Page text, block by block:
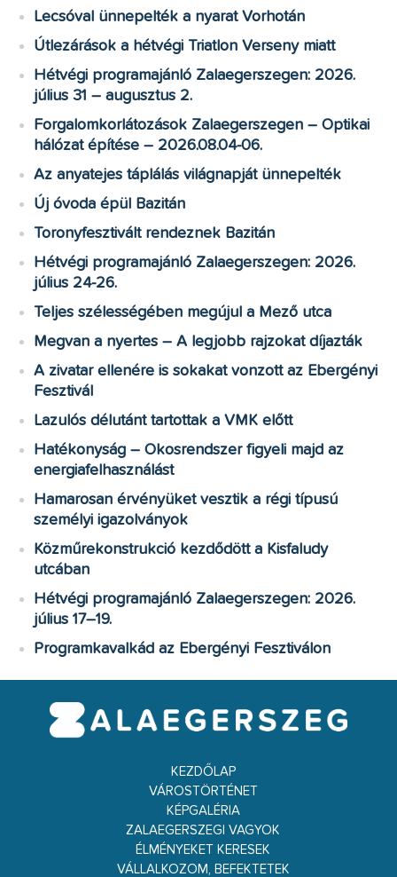
Lecsóval ünnepelték a nyarat Vorhotán
Útlezárások a hétvégi Triatlon Verseny miatt
Hétvégi programajánló Zalaegerszegen: 2026.
július 31 – augusztus 2.
Forgalomkorlátozások Zalaegerszegen – Optikai
hálózat építése – 2026.08.04-06.
Az anyatejes táplálás világnapját ünnepelték
Új óvoda épül Bazitán
Toronyfesztivált rendeznek Bazitán
Hétvégi programajánló Zalaegerszegen: 2026.
július 24-26.
Teljes szélességében megújul a Mező utca
Megvan a nyertes – A legjobb rajzokat díjazták
A zivatar ellenére is sokakat vonzott az Ebergényi
Fesztivál
Lazulós délutánt tartottak a VMK előtt
Hatékonyság – Okosrendszer figyeli majd az
energiafelhasználást
Hamarosan érvényüket vesztik a régi típusú
személyi igazolványok
Közműrekonstrukció kezdődött a Kisfaludy
utcában
Hétvégi programajánló Zalaegerszegen: 2026.
július 17–19.
Programkavalkád az Ebergényi Fesztiválon
KEZDŐLAP
VÁROSTÖRTÉNET
KÉPGALÉRIA
ZALAEGERSZEGI VAGYOK
ÉLMÉNYEKET KERESEK
VÁLLALKOZOM, BEFEKTETEK